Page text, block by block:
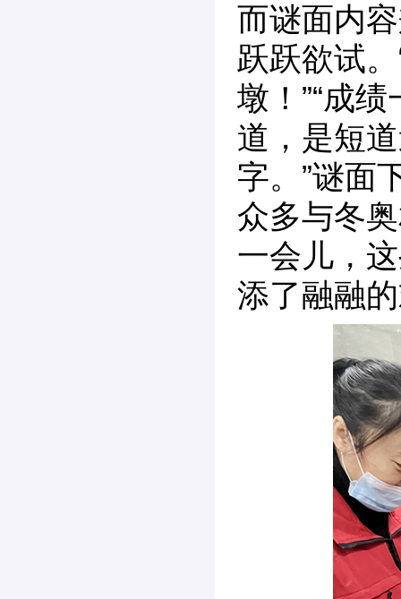
而谜面内
跃跃欲试
墩！”“成
道，是短
字。”谜面
众多与冬
一会儿，
添了融融